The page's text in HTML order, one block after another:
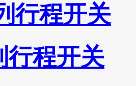
行程开关
行程开关